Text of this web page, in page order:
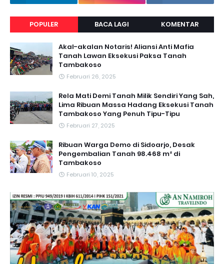
POPULER BACA LAGI KOMENTAR
Akal-akalan Notaris! Aliansi Anti Mafia
Tanah Lawan Eksekusi Paksa Tanah
Tambakoso
Februari 26, 2025
Rela Mati Demi Tanah Milik Sendiri Yang Sah,
Lima Ribuan Massa Hadang Eksekusi Tanah
Tambakoso Yang Penuh Tipu-Tipu
Februari 27, 2025
Ribuan Warga Demo di Sidoarjo, Desak
Pengembalian Tanah 98.468 m² di
Tambakoso
Februari 10, 2025